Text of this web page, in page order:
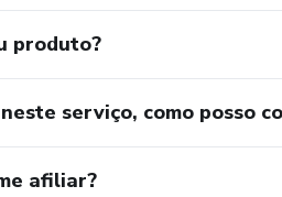
produto?
serviço, como posso
afiliar?